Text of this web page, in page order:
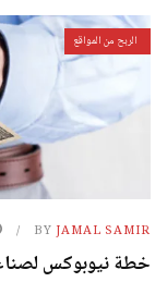
الربح من المواقع
BY JAMAL SAMIR
خطة نيوبوكس